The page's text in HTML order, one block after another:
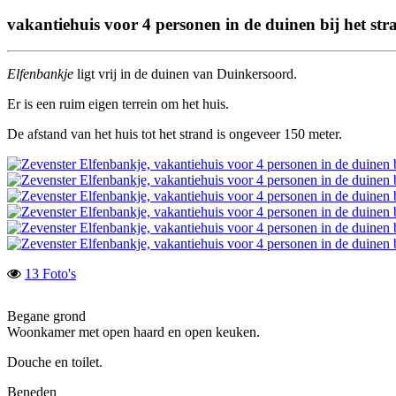
vakantiehuis voor 4 personen in de duinen bij het
Elfenbankje ligt vrij in de duinen van Duinkersoord.
Er is een ruim eigen terrein om het huis.
De afstand van het huis tot het strand is ongeveer 150 meter.
13 Foto's
Begane grond
Woonkamer met open haard en open keuken.
Douche en toilet.
Beneden